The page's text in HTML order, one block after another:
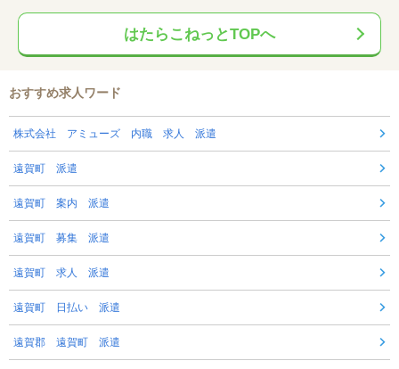
はたらこねっとTOPへ
おすすめ求人ワード
株式会社 アミューズ 内職 求人 派遣
遠賀町 派遣
遠賀町 案内 派遣
遠賀町 募集 派遣
遠賀町 求人 派遣
遠賀町 日払い 派遣
遠賀郡 遠賀町 派遣